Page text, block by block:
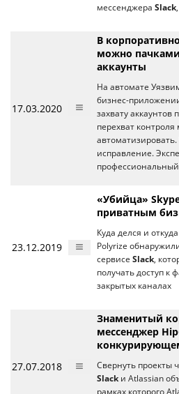
мессенджера Slack
17.03.2020
В
можно
аккаунты
На автомате
бизнес-
захвату
перехват
автоматизировать.
исправление.
23.12.2019
«Убийца»
приватным
Куда делся и
Polyrize
сервисе Slack,
получать доступ
закрытых каналах
27.07.2018
Знаменитый
мессенджер
Свернуть проекты
Slackи Atlassian
рамках которого